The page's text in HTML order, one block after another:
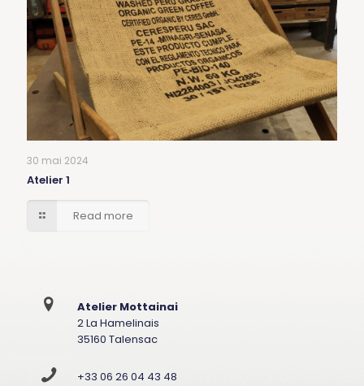
30 mai 2024
Atelier 1
Read more
Atelier Mottainai
2 La Hamelinais
35160 Talensac
+33 06 26 04 43 48